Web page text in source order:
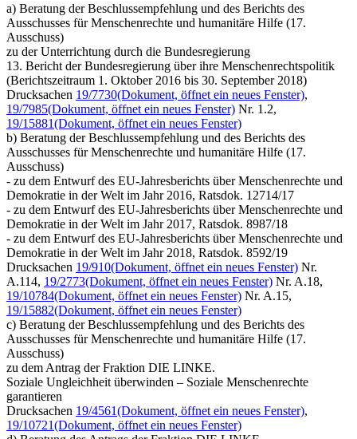
a) Beratung der Beschlussempfehlung und des Berichts des
Ausschusses für Menschenrechte und humanitäre Hilfe (17.
Ausschuss)
zu der Unterrichtung durch die Bundesregierung
13. Bericht der Bundesregierung über ihre Menschenrechtspolitik
(Berichtszeitraum 1. Oktober 2016 bis 30. September 2018)
Drucksachen 19/7730(Dokument, öffnet ein neues Fenster),
19/7985(Dokument, öffnet ein neues Fenster) Nr. 1.2,
19/15881(Dokument, öffnet ein neues Fenster)
b) Beratung der Beschlussempfehlung und des Berichts des
Ausschusses für Menschenrechte und humanitäre Hilfe (17.
Ausschuss)
- zu dem Entwurf des EU-Jahresberichts über Menschenrechte und
Demokratie in der Welt im Jahr 2016, Ratsdok. 12714/17
- zu dem Entwurf des EU-Jahresberichts über Menschenrechte und
Demokratie in der Welt im Jahr 2017, Ratsdok. 8987/18
- zu dem Entwurf des EU-Jahresberichts über Menschenrechte und
Demokratie in der Welt im Jahr 2018, Ratsdok. 8592/19
Drucksachen 19/910(Dokument, öffnet ein neues Fenster) Nr.
A.114, 19/2773(Dokument, öffnet ein neues Fenster) Nr. A.18,
19/10784(Dokument, öffnet ein neues Fenster) Nr. A.15,
19/15882(Dokument, öffnet ein neues Fenster)
c) Beratung der Beschlussempfehlung und des Berichts des
Ausschusses für Menschenrechte und humanitäre Hilfe (17.
Ausschuss)
zu dem Antrag der Fraktion DIE LINKE.
Soziale Ungleichheit überwinden – Soziale Menschenrechte
garantieren
Drucksachen 19/4561(Dokument, öffnet ein neues Fenster),
19/10721(Dokument, öffnet ein neues Fenster)